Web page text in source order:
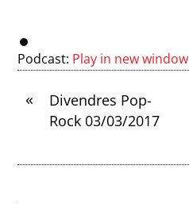
Podcast: Play in new window
«
Divendres Pop-
Rock 03/03/2017